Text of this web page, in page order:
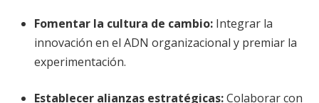
Fomentar la cultura de cambio: Integrar la
innovación en el ADN organizacional y premiar la
experimentación.
Establecer alianzas estratégicas:Colaborar con